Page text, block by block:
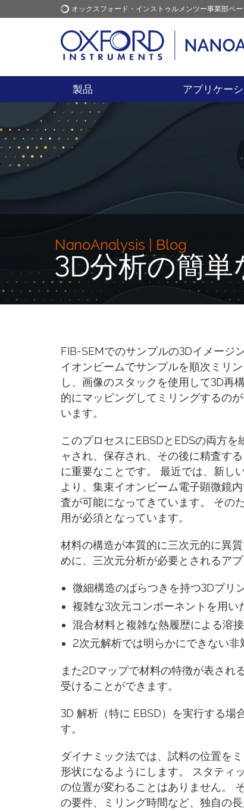
オックスフォード・インストゥルメンツー事業部ペー
オックスフォード・インス
トゥルメンツ
アプリケー
製品 アプリケー
NanoAnalysis | Blog
3D分析の簡単
FIB-SEMでのサンプルの3Dイメージ
イオンビームでサンプルを順次ミリ
し、画像のスタックを使用して3D再
的にマッピングしてミリングするの
います。
このプロセスにEBSDとEDSの両方
ャされ、保存され、その後に精査す
に重要なことです。 最近では、新し
より、集束イオンビーム電子顕微鏡
査が可能になってきています。 その
用が必須となっています。
材料の構造が本質的に三次元的に異
めに、三次元分析が必要とされるア
微細構造のばらつきを持つ3Dプリ
複雑な3次元コンポーネントを用い
混合材料と複雑な熱履歴による溶
2次元解析では明らかにできない非
また2Dマップで材料の特徴が表され
受けることができます。
3D 解析（特に EBSD）を実行する場
す。
ダイナミック法では、試料の位置を
形状になるようにします。 スタティ
の位置が変わることはありません。
の要件、ミリング時間など、独自の長